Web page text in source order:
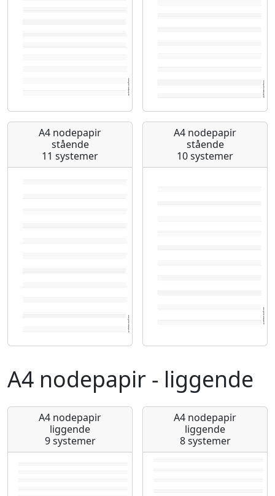
A4 nodepapir
stående
11 systemer
A4 nodepapir
stående
10 systemer
A4 nodepapir - liggende
A4 nodepapir
liggende
9 systemer
A4 nodepapir
liggende
8 systemer